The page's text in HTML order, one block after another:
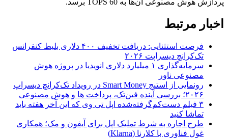
اخبار مرتبط
فرصت استثنایی: دریافت تخفیف ۴۰۰ دلاری بلیط کنفرانس
تک‌کرانچ دیسراپت ۲۰۲۶
سرمایه‌گذاری ۱ میلیارد دلاری انویدیا در پروژه هوش
مصنوعی ناور
رونمایی از استیج Smart Money در رویداد تک‌کرانچ دیسراپ
۲۰۲۶؛ بررسی آینده فین‌تک، پرداخت‌ ها و هوش مصنوعی
۳ فیلم دست‌کم‌گرفته‌شده اپل تی وی که این آخر هفته باید
تماشا کنید
طرح اجاره به شرط تملیک اپل برای آیفون و مک؛ همکاری
غول فناوری با کلارنا (Klarna)